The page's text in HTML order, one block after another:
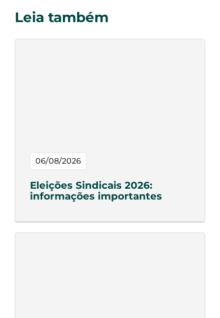
Leia também
06/08/2026
Eleições Sindicais 2026:
informações importantes